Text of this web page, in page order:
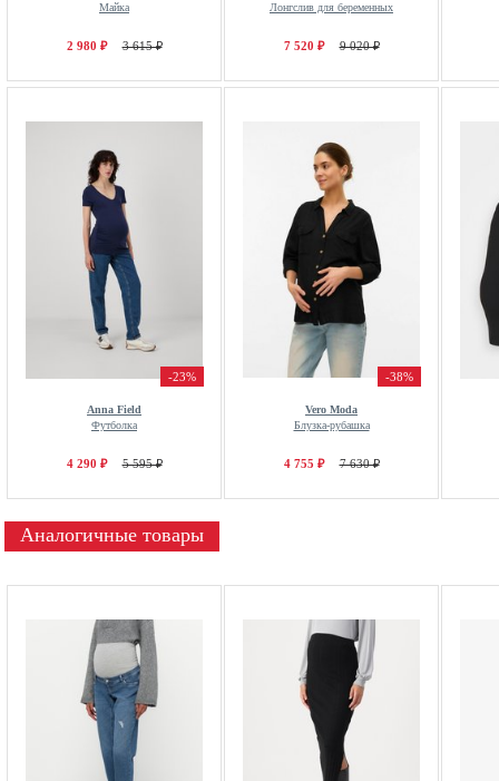
Майка
2 980 ₽ 3 615 ₽
Лонгслив для беременных
7 520 ₽ 9 020 ₽
-23%
Anna Field
Футболка
4 290 ₽ 5 595 ₽
-38%
Vero Moda
Блузка-рубашка
4 755 ₽ 7 630 ₽
Аналогичные товары